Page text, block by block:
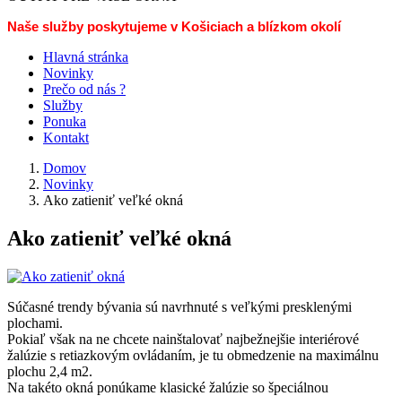
Naše služby poskytujeme v Košiciach a blízkom okolí
Hlavná stránka
Novinky
Prečo od nás ?
Služby
Ponuka
Kontakt
Domov
Novinky
Ako zatieniť veľké okná
Ako zatieniť veľké okná
Súčasné trendy bývania sú navrhnuté s veľkými presklenými
plochami.
Pokiaľ však na ne chcete nainštalovať najbežnejšie interiérové
žalúzie s retiazkovým ovládaním, je tu obmedzenie na maximálnu
plochu 2,4 m2.
Na takéto okná ponúkame klasické žalúzie so špeciálnou